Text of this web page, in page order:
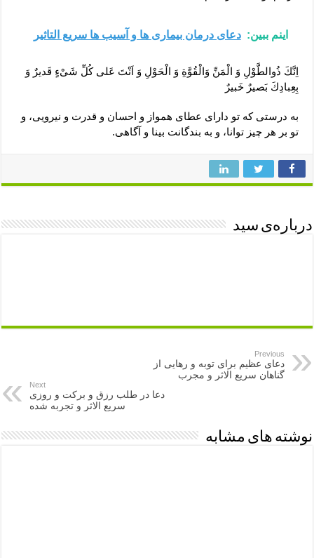
اینم ببین: دعای درمان بیماری ها و آسیب ها سریع التاثیر
اِنَّكَ ذُوالطَّوْلِ وَ الْمَنِّ وَالْقُوَّةِ وَ الْحَوْلِ وَ اَنْتَ عَلى كُلِّ شَىْءٍ قَديرٌ وَ
بِعِبادِكَ بَصيرٌ خَبيرٌ
به درستى كه تو داراى عطاى همواز و احسان و قدرت و نيرويى، و
تو بر هر چيز توانا، و به بندگانت بينا و آگاهى.
درباره‌ی سید
Previous
دعای عظیم برای توبه و رهایی از
گناهان سریع الاثر و مجرب
Next
دعا در طلب رزق و برکت و روزی
سریع الاثر و تجربه شده
نوشته های مشابه